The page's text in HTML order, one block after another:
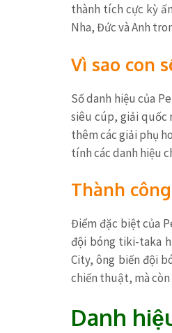
thành tích cực kỳ
Nha, Đức và Anh
Vì sao con
Số danh hiệu của
siêu cúp, giải quốc
thêm các giải phụ
tính các danh hiệu
Thành
Điểm đặc biệt của
đội bóng tiki-taka
City, ông biến đội
chiến thuật, mà
Danh